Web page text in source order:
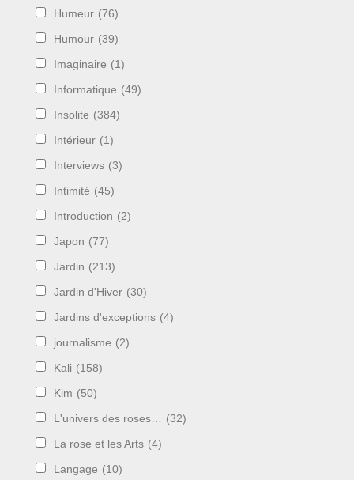
Humeur (76)
Humour (39)
Imaginaire (1)
Informatique (49)
Insolite (384)
Intérieur (1)
Interviews (3)
Intimité (45)
Introduction (2)
Japon (77)
Jardin (213)
Jardin d'Hiver (30)
Jardins d'exceptions (4)
journalisme (2)
Kali (158)
Kim (50)
L'univers des roses… (32)
La rose et les Arts (4)
Langage (10)